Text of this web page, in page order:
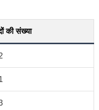
की संख्या